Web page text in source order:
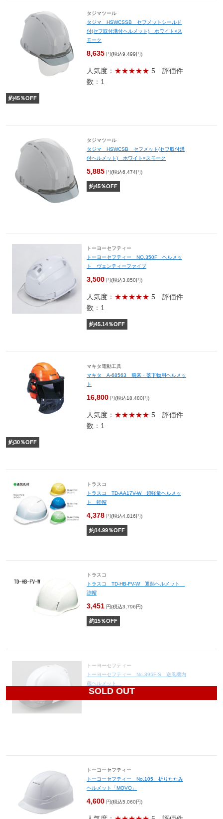
タジマツール
タジマ HSWCSSB セフメットシールド
付(セフ取付溝付ヘルメット) ホワイト×ス
モーク
8,635 円(税込9,499円)
人気度： ★★★★★ 5 評価件
数：1
約45％OFF
タジマツール
タジマ HSWCSB セフメット(セフ取付溝
付ヘルメット) ホワイト×スモーク
5,885 円(税込6,474円)
約45％OFF
トーヨーセフティー
トーヨーセフティー NO.350F ヘルメッ
ト ヴェンティーファイブ
3,500 円(税込3,850円)
人気度： ★★★★★ 5 評価件
数：1
約45.14％OFF
マキタ電動工具
マキタ A-68563 飛来・落下物用ヘルメッ
ト
16,800 円(税込18,480円)
人気度： ★★★★★ 5 評価件
数：1
約30％OFF
トラスコ
トラスコ TD-AA17V-W 超軽量ヘルメッ
ト 軽帽
4,378 円(税込4,816円)
約14.99％OFF
トラスコ
トラスコ TD-HB-FV-W 遮熱ヘルメット
涼帽
3,451 円(税込3,796円)
約15％OFF
SOLD OUT
トーヨーセフティー
トーヨーセフティー No.395F-S 送風機内
蔵ヘルメット
9,000
トーヨーセフティー
トーヨーセフティー No.105 折りたたみ
ヘルメット「MOVO」
4,600 円(税込5,060円)